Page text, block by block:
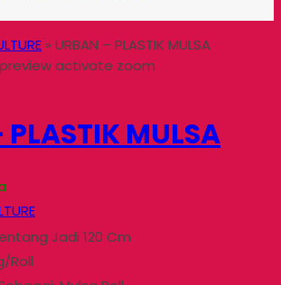
» URBAN – PLASTIK MULSA
activate zoom
MULSA
Jadi 120 Cm
Roll